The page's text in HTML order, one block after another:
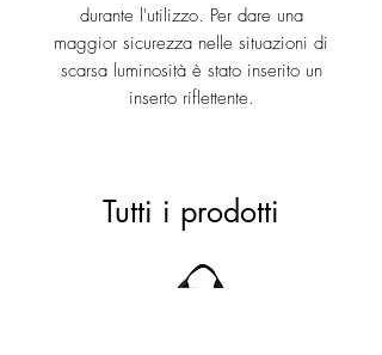
durante l'utilizzo. Per dare una
maggior sicurezza nelle situazioni di
scarsa luminosità è stato inserito un
inserto riflettente.
Tutti i prodotti